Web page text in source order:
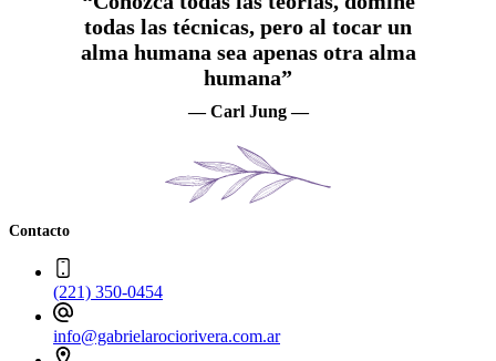
todas las técnicas, pero al tocar un
alma humana sea apenas otra alma
humana”
— Carl Jung —
Contacto
(221) 350-0454
info@gabrielarociorivera.com.ar